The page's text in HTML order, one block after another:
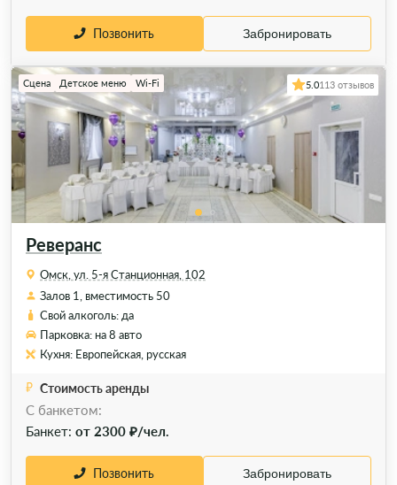
Позвонить Забронировать
Реверанс
Сцена Детское меню Wi-Fi 5.0113 отзывов
Омск, ул. 5-я Станционная, 102
Залов 1, вместимость 50
Свой алкоголь: да
Парковка: на 8 авто
Кухня: Европейская, русская
Стоимость аренды
C банкетом:
Банкет: от 2300 ₽/чел.
Позвонить Забронировать